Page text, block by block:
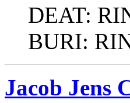
DEAT:
BURI:
Jacob Jens